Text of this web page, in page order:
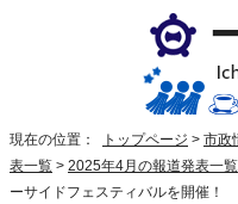
現在の位置： トップページ > 市政
表一覧 > 2025年4月の報道発表一覧
ーサイドフェスティバルを開催！